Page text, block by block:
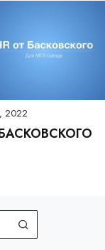
2022